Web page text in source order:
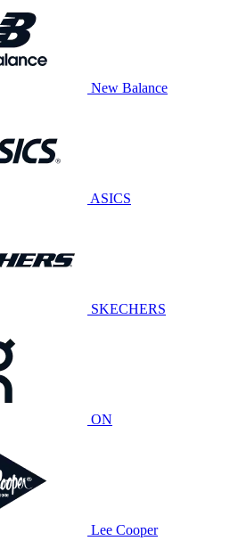
New Balance
ASICS
SKECHERS
ON
Lee Cooper